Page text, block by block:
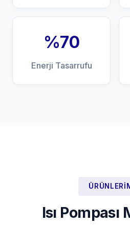
%70
Enerji Tasarrufu
Isı